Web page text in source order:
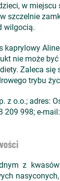
w miejscu
szczelnie
wilgocią.
kaprylowy
nie może
Zaleca się
trybu
z o.o.; adres:
209 998; e-mail:
z